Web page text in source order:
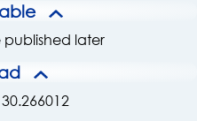
published later